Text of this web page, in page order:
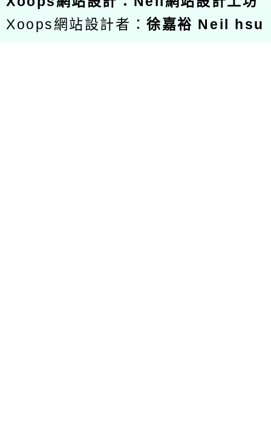
Xoops網站設計者：徐嘉裕 Neil hsu